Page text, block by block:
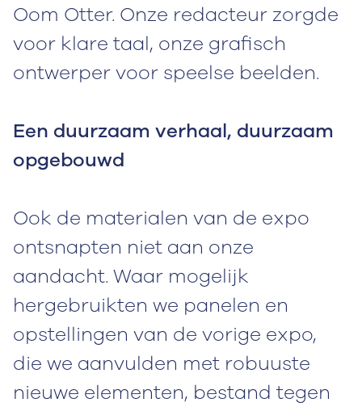
Oom Otter. Onze redacteur zorgde
voor klare taal, onze grafisch
ontwerper voor speelse beelden.
Een duurzaam verhaal, duurzaam
opgebouwd
Ook de materialen van de expo
ontsnapten niet aan onze
aandacht. Waar mogelijk
hergebruikten we panelen en
opstellingen van de vorige expo,
die we aanvulden met robuuste
nieuwe elementen, bestand tegen